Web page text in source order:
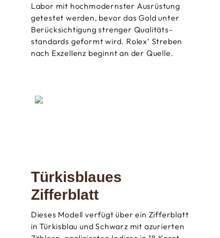
Labor mit hochmodernster Ausrüstung
getestet werden, bevor das Gold unter
Berücksichtigung strenger Qualitäts­
standards geformt wird. Rolex‘ Streben
nach Exzellenz beginnt an der Quelle.
Türkisblaues
Zifferblatt
Dieses Modell verfügt über ein Zifferblatt
in Türkisblau und Schwarz mit azurierten